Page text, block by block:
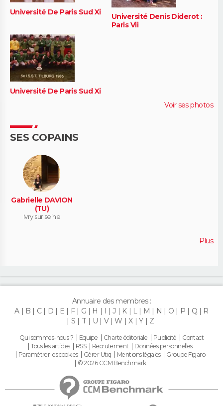
Université De Paris Sud Xi
Université Denis Diderot :
Paris Vii
Université De Paris Sud Xi
Voir ses photos
SES COPAINS
Gabrielle DAVION
(TU)
ivry sur seine
Plus
Annuaire des membres :
A
B C D E F G H I J K L M N O P Q
R
S
T U V W X Y Z
Qui sommes-nous ? Equipe Charte éditoriale Publicité
Contact
Tous les articles
RSS Recrutement
Données personnelles
Paramétrer les cookies
Gérer Utiq Mentions légales
Groupe Figaro
© 2026 CCM Benchmark